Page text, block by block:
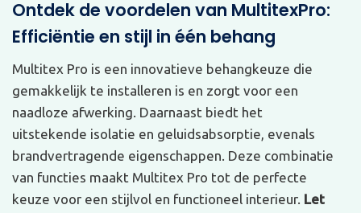
Ontdek de voordelen van MultitexPro:
Efficiëntie en stijl in één behang
Multitex Pro is een innovatieve behangkeuze die
gemakkelijk te installeren is en zorgt voor een
naadloze afwerking. Daarnaast biedt het
uitstekende isolatie en geluidsabsorptie, evenals
brandvertragende eigenschappen. Deze combinatie
van functies maakt Multitex Pro tot de perfecte
keuze voor een stijlvol en functioneel interieur. Let